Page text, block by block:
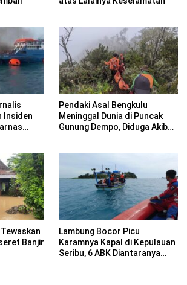
Insiden
Pendaki Asal Bengkulu
Meninggal Dunia di Puncak
Gunung Dempo, Diduga Akibat
Banjir
Lambung Bocor Picu
Karamnya Kapal di Kepulauan
Seribu, 6 ABK Diantaranya